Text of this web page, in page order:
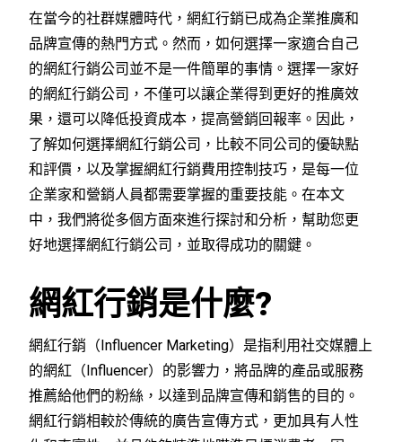
在當今的社群媒體時代，網紅行銷已成為企業推廣和
品牌宣傳的熱門方式。然而，如何選擇一家適合自己
的網紅行銷公司並不是一件簡單的事情。選擇一家好
的網紅行銷公司，不僅可以讓企業得到更好的推廣效
果，還可以降低投資成本，提高營銷回報率。因此，
了解如何選擇網紅行銷公司，比較不同公司的優缺點
和評價，以及掌握網紅行銷費用控制技巧，是每一位
企業家和營銷人員都需要掌握的重要技能。在本文
中，我們將從多個方面來進行探討和分析，幫助您更
好地選擇網紅行銷公司，並取得成功的關鍵。
網紅行銷是什麼?
網紅行銷（Influencer Marketing）是指利用社交媒體上
的網紅（Influencer）的影響力，將品牌的產品或服務
推薦給他們的粉絲，以達到品牌宣傳和銷售的目的。
網紅行銷相較於傳統的廣告宣傳方式，更加具有人性